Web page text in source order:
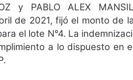
y PABLO ALEX
de 2021, fijó el monto de
el lote N°4. La
a lo dispuesto en